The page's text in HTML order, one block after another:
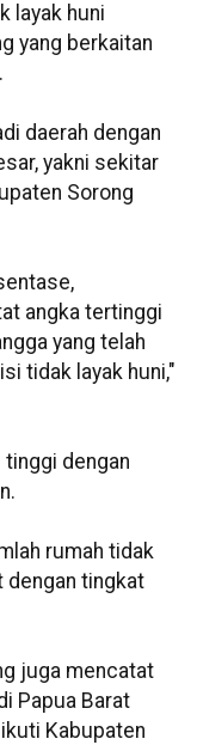
layak huni
yang berkaitan
daerah dengan
yakni sekitar
Sorong
angka tertinggi
yang telah
tidak layak huni,"
dengan
rumah tidak
dengan tingkat
juga mencatat
Papua Barat
Kabupaten